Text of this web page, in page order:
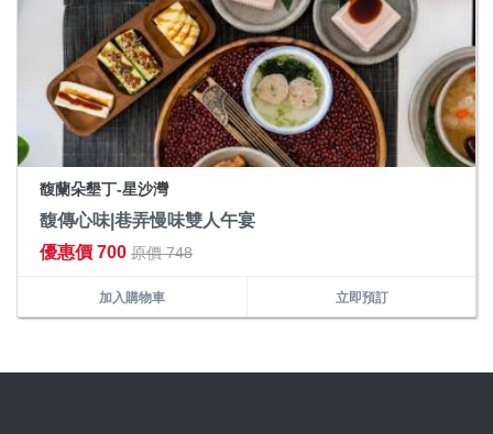
馥蘭朵墾丁-星沙灣
馥傳心味|巷弄慢味雙人午宴
優惠價 700 原價 748
加入購物車 立即預訂